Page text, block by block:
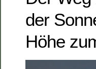
der
Höhe